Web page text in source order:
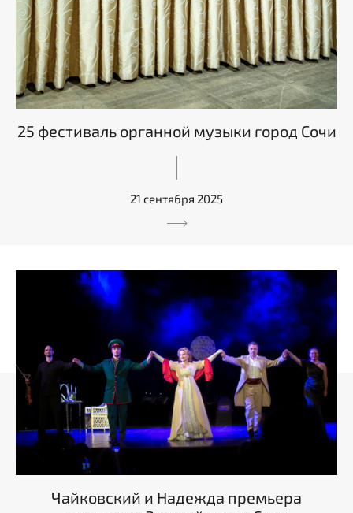
25 фестиваль органной музыки город Сочи
21 сентября 2025
Чайковский и Надежда премьера